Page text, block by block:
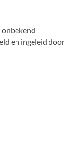
onbekend
en ingeleid door